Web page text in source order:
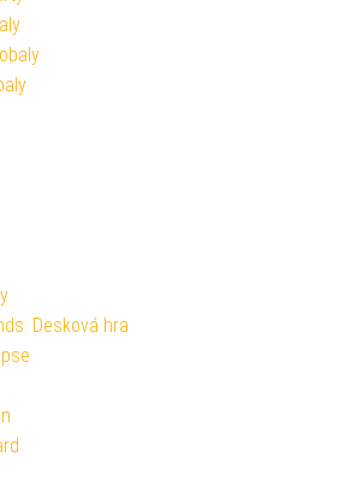
Desková hra